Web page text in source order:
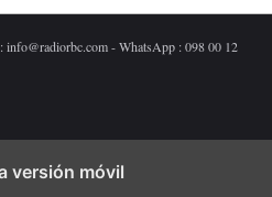
- WhatsApp : 098 00 12
versión móvil